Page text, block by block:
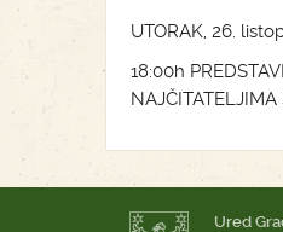
UTORAK, 26.
18:00h
NAJČITATELJIMA
Ured